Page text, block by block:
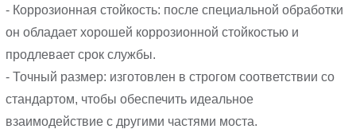
- Коррозионная стойкость: после специальной обработки
он обладает хорошей коррозионной стойкостью и
продлевает срок службы.
- Точный размер: изготовлен в строгом соответствии со
стандартом, чтобы обеспечить идеальное
взаимодействие с другими частями моста.